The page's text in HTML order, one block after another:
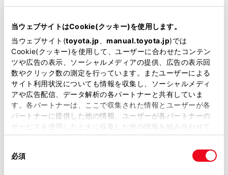
当ウェブサイトはCookie(クッキー)を使用します。
当ウェブサイト(toyota.jp manual.toyota.jp)では
Cookie(クッキー)を使用して、ユーザーに合わせたコンテン
ツや広告の表示、ソーシャルメディアの提供、広告の表示回
数やクリック数の測定を行っています。またユーザーによる
サイト利用状況についても情報を収集し、ソーシャルメディ
アや広告配信、データ解析の各パートナーと共有していま
す。各パートナーは、ここで収集された情報とユーザーが各
パートナーに提供した他の情報、ユーザーが各パートナーの
サービスを使用したときに収集した他の情報を組み合わせて
使用することがあります。当ウェブサイトの使用を続行する
必須
月々21,600円
年式 2024年(R6年) 走行 12,000km
修復 なし 車検 2027年 10月
整備 定期点検整備付 保証 ロングラン保証付
ハイブリッド保証付
愛媛トヨタ 西条・新居浜店
各種お問い合わせ